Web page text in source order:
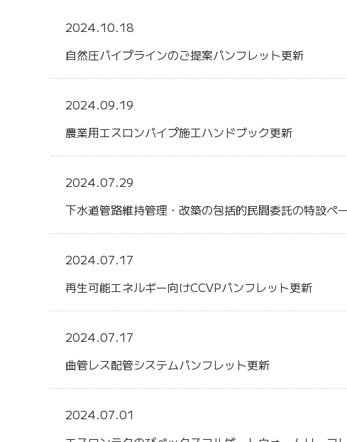
2024.10.18
自然圧パイプラインのご提案パンフレット更新
2024.09.19
農業用エスロンパイプ施工ハンドブック更新
2024.07.29
下水道管路維持管理・改築の包括的民間委託の特設
2024.07.17
再生可能エネルギー向けCCVPパンフレット更新
2024.07.17
曲管レス配管システムパンフレット更新
2024.07.01